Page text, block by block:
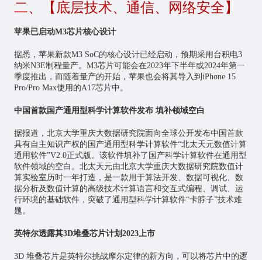
二、【底层技术、通信、网络安全】
苹果已启动M3芯片核心设计
据悉，苹果新款M3 SoC的核心设计已经启动，预期采用台积电3
纳米N3E制程量产。M3芯片可能会在2023年下半年或2024年第一
季度推出，而随着量产的开始，苹果也会将其导入到iPhone 15
Pro/Pro Max使用的A17芯片中。
中国首款国产通用型科学计算软件发布 填补领域空白
据报道，北京大学重庆大数据研究院面向全球公开发布中国首款
具有自主知识产权的国产通用型科学计算软件“北太天元数值计算
通用软件”V2.0正式版。该软件填补了国产科学计算软件在通用型
软件领域的空白。北太天元由北京大学重庆大数据研究院数值计
算实验室历时一年打造，是一款用于算法开发、数据可视化、数
据分析及数值计算的高级技术计算语言和交互式编程、调试、运
行环境的基础软件，突破了通用型科学计算软件“卡脖子”技术难
题。
英特尔透露其3D堆叠芯片计划2023上市
3D 堆叠芯片是英特尔挑战摩尔定律的新方向，可以将芯片中的逻